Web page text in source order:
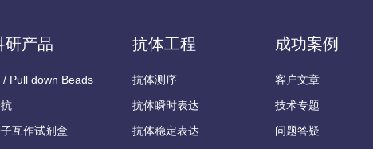
研产品
/ Pull down Beads
互作试剂盒
抗体工程
抗体测序
抗体瞬时表达
抗体稳定表达
成功案例
客户文章
技术专题
问题答疑